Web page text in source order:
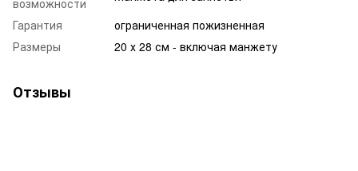
Гарантия
ограниченная пожизненная
Размеры
20 х 28 см - включая манжету
Отзывы